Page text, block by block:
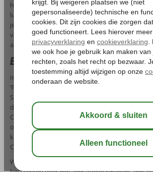
hebben wij de perfecte bestemming voor je:
luxe reizen naar Spanje aan met verschillende
je op basis van All Inclusive, Halfpension of
van onze prachtige 4- of 5-sterrenhotels
aanbod en maak je keuze uit onze exclusieve
Exclusieve hotels in Spanje
In ons Spanje aanbod zijn verschillende
‘Premium Selection’ label te vinden. Want bij
Spanje hoort een luxe resort dat van alle
dacht je bijvoorbeeld van een heerlijk luxe
Canarische Eilanden? Liever wat dichter bij huis?
onze prachtige hotels op Ibiza of Mallorca. Ook
kiezen voor een vakantie aan de Costa Blanca,
Costa del Sol.
Welke bestemming je uiteindelijk kiest, alle